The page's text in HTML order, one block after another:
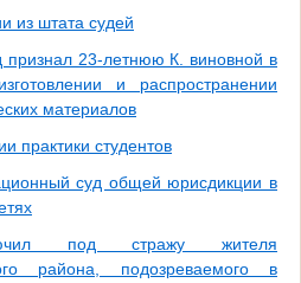
из штата судей
признал 23-летнюю К. виновной в
и распространении
материалов
практики студентов
суд общей юрисдикции в
под стражу жителя
района, подозреваемого в